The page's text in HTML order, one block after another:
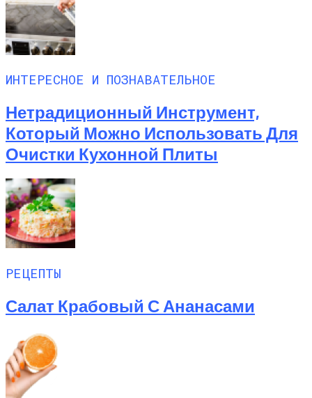
ИНТЕРЕСНОЕ И ПОЗНАВАТЕЛЬНОЕ
Нетрадиционный Инструмент,
Который Можно Использовать Для
Очистки Кухонной Плиты
РЕЦЕПТЫ
Салат Крабовый С Ананасами